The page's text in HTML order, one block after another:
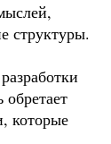
структуры.
которые